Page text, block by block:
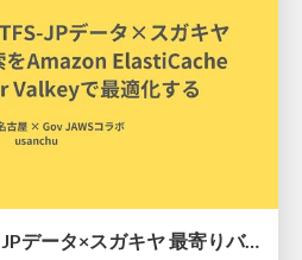
名古屋の市バスGTFS-JPデータ×スガキヤ 最寄りバス停検索をAmazon ElastiCache Serverless for Valkeyで最適化する